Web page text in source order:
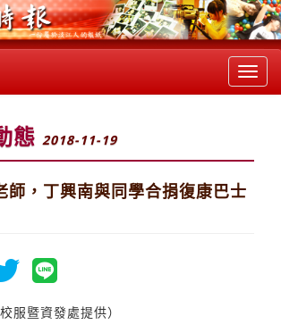
態 2018-11-19
師，丁興南與同學合捐復康巴士
服暨資發處提供）